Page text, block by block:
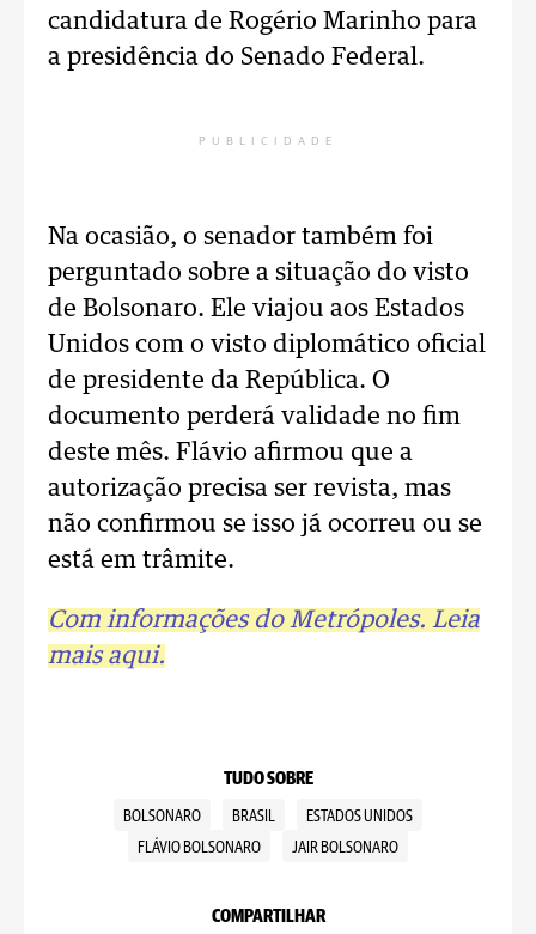
candidatura de Rogério Marinho para
a presidência do Senado Federal.
PUBLICIDADE
Na ocasião, o senador também foi
perguntado sobre a situação do visto
de Bolsonaro. Ele viajou aos Estados
Unidos com o visto diplomático oficial
de presidente da República. O
documento perderá validade no fim
deste mês. Flávio afirmou que a
autorização precisa ser revista, mas
não confirmou se isso já ocorreu ou se
está em trâmite.
Com informações do Metrópoles. Leia
mais aqui.
TUDO SOBRE
BOLSONARO BRASIL
ESTADOS UNIDOS
FLÁVIO BOLSONARO
JAIR BOLSONARO
COMPARTILHAR